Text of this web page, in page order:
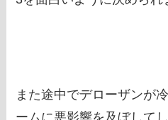
また途中でデローザンが